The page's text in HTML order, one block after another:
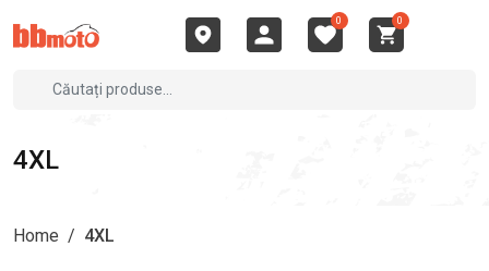
0 0
4XL
Home / 4XL